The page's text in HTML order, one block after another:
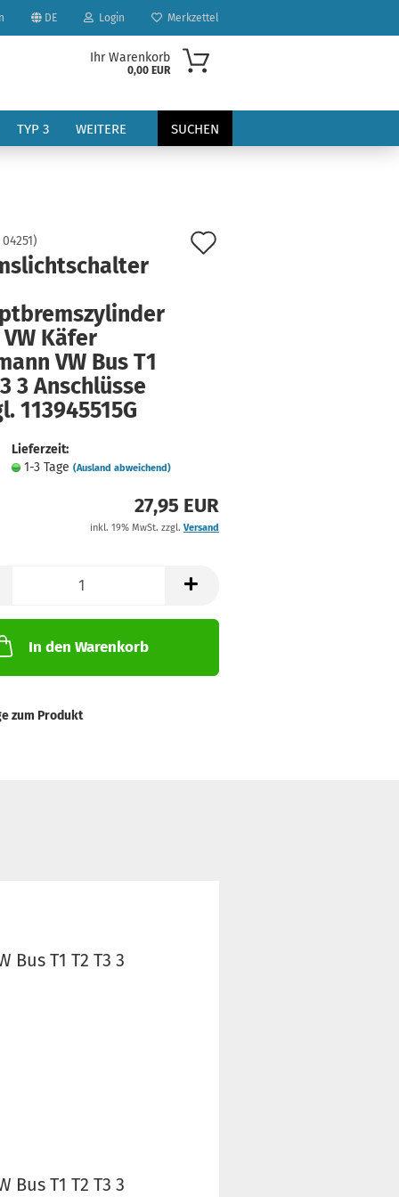
DE Login Merkzettel
Ihr Warenkorb
0,00 EUR
TYP 3 SUCHEN
WEITERE
04251)
VW Käfer
VW Bus T1
3 Anschlüsse
113945515G
Lieferzeit:
1-3 Tage (Ausland abweichend)
27,95 EUR
inkl. 19% MwSt. zzgl. Versand
In den Warenkorb
zum Produkt
T1 T2 T3 3
T1 T2 T3 3